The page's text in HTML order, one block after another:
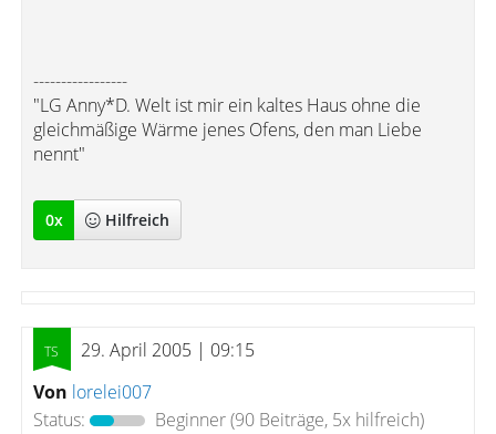
-----------------
"LG Anny*D. Welt ist mir ein kaltes Haus ohne die
gleichmäßige Wärme jenes Ofens, den man Liebe
nennt"
0x Hilfreich
29. April 2005 | 09:15
Von lorelei007
Status:
Beginner(90 Beiträge, 5x hilfreich)